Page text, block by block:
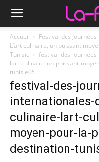
Accueil
Festival des
L’art culinaire, un puissant
Tunisie
festival-des-
lart-culinaire-un-puissant-
tunisie05
festival-des-
internationales-
culinaire-lart-
moyen-pour-la-
destination-